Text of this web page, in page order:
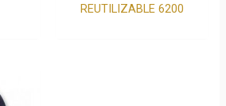
REUTILIZABLE 6200